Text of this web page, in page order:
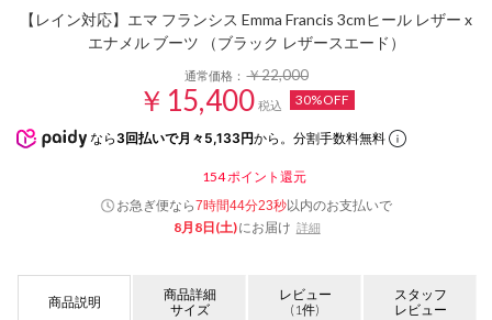
【レイン対応】エマ フランシス Emma Francis 3cmヒール レザー x
エナメル ブーツ （ブラック レザースエード）
通常価格：￥22,000
￥15,400 税込 30%OFF
なら 3回払いで月々5,133円から。分割手数料無料
154ポイント還元
お急ぎ便なら7時間44分22秒以内のお支払いで
8月8日(土)にお届け 詳細
商品説明
商品詳細
サイズ
レビュー
(1件)
スタッフ
レビュー